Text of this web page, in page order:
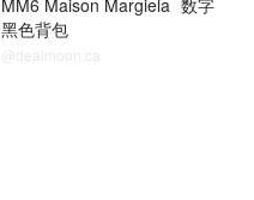
MM6 Maison Margiela 数字
黑色背包
@dealmoon.ca